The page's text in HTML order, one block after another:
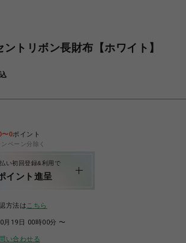
トリボン長財布【ホワイト】
〜0ポイント
ペーン分除く
い初回登録&利用で
イント進呈
方法は こちら
月19日 00時00分 〜
問い合わせる